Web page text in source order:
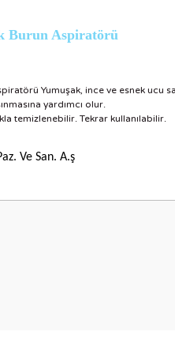
Burun Aspiratörü
Yumuşak, ince ve esnek ucu
yardımcı olur.
temizlenebilir. Tekrar kullanılabilir.
Ve San. A.ş